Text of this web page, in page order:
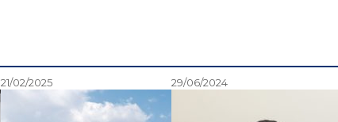
21/02/2025 29/06/2024